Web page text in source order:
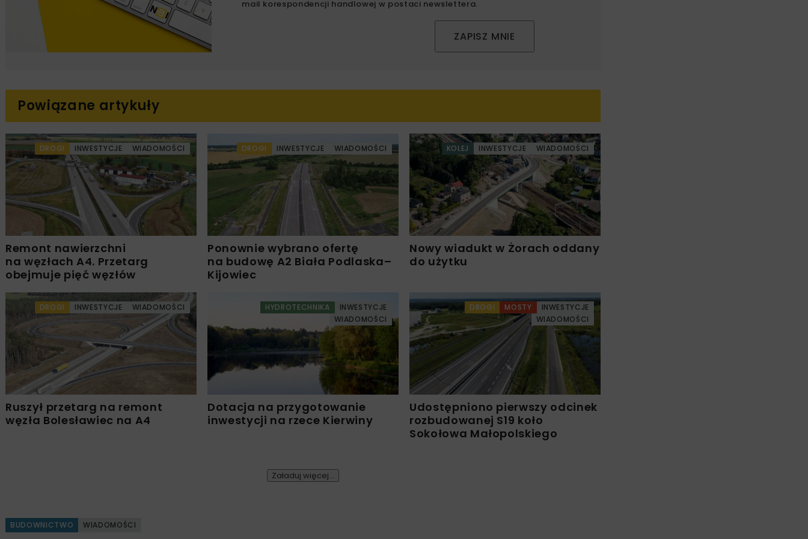
mail korespondencji handlowej w postaci newslettera.
ZAPISZ MNIE
Powiązane artykuły
DROGI INWESTYCJE WIADOMOŚCI
Remont nawierzchni
na węzłach A4. Przetarg
obejmuje pięć węzłów
DROGI INWESTYCJE WIADOMOŚCI
Ponownie wybrano ofertę
na budowę A2 Biała Podlaska–
Kijowiec
KOLEJ INWESTYCJE WIADOMOŚCI
Nowy wiadukt w Żorach oddany
do użytku
DROGI INWESTYCJE WIADOMOŚCI
Ruszył przetarg na remont
węzła Bolesławiec na A4
HYDROTECHNIKA
INWESTYCJE
WIADOMOŚCI
Dotacja na przygotowanie
inwestycji na rzece Kierwiny
DROGI MOSTY
INWESTYCJE
WIADOMOŚCI
Udostępniono pierwszy odcinek
rozbudowanej S19 koło
Sokołowa Małopolskiego
Załaduj więcej...
BUDOWNICTWO WIADOMOŚCI